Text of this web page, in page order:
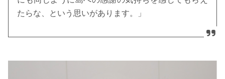
たらな、という思いがあります。」